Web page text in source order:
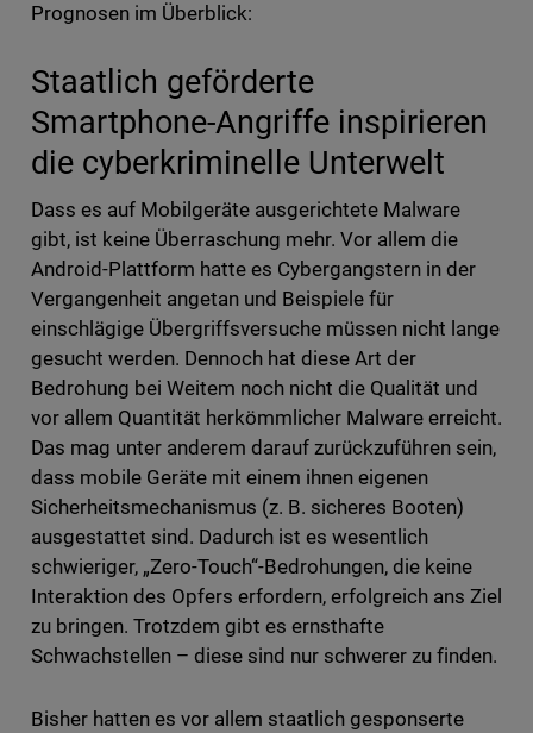
Prognosen im Überblick:
Staatlich geförderte
Smartphone-Angriffe inspirieren
die cyberkriminelle Unterwelt
Dass es auf Mobilgeräte ausgerichtete Malware
gibt, ist keine Überraschung mehr. Vor allem die
Android-Plattform hatte es Cybergangstern in der
Vergangenheit angetan und Beispiele für
einschlägige Übergriffsversuche müssen nicht lange
gesucht werden. Dennoch hat diese Art der
Bedrohung bei Weitem noch nicht die Qualität und
vor allem Quantität herkömmlicher Malware erreicht.
Das mag unter anderem darauf zurückzuführen sein,
dass mobile Geräte mit einem ihnen eigenen
Sicherheitsmechanismus (z. B. sicheres Booten)
ausgestattet sind. Dadurch ist es wesentlich
schwieriger, „Zero-Touch“-Bedrohungen, die keine
Interaktion des Opfers erfordern, erfolgreich ans Ziel
zu bringen. Trotzdem gibt es ernsthafte
Schwachstellen – diese sind nur schwerer zu finden.
Bisher hatten es vor allem staatlich gesponserte